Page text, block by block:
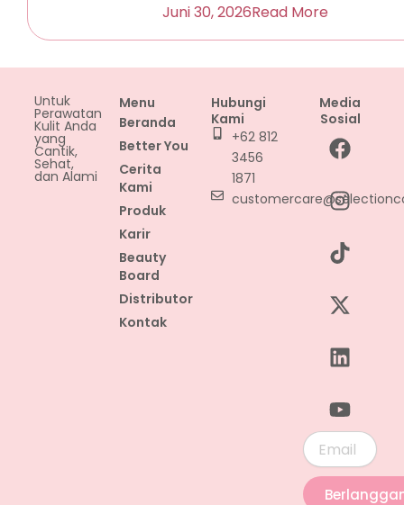
Juni 30, 2026Read More
Untuk
Perawatan
Kulit Anda
yang
Cantik,
Sehat,
dan Alami
Menu
Beranda
Better You
Cerita
Kami
Produk
Karir
Beauty
Board
Distributor
Kontak
Hubungi
Kami
+62 812
3456
1871
Media
Sosial
F
a
e
o
o
I
n
t
g
r
m
T
i
t
k
X
-
w
t
t
r
L
i
k
d
i
Y
o
t
b
e
Email